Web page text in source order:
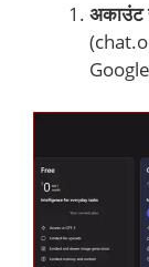
अकाउंट